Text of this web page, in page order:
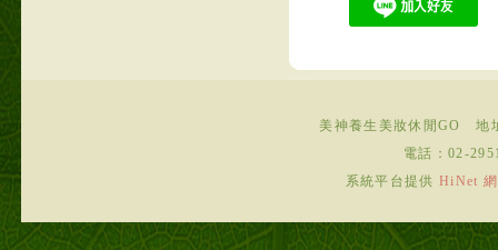
美神養生美妝休閒GO
地
電話： 02-
系統平台提供HiNet